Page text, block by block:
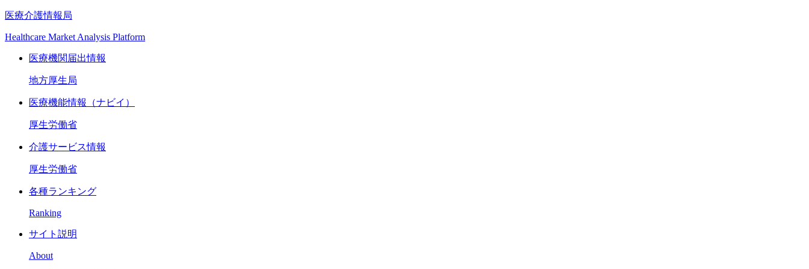
医療介護情報局
Healthcare Market Analysis Platform
医療機関届出情報
地方厚生局
医療機能情報（ナビイ）
厚生労働省
介護サービス情報
厚生労働省
各種ランキング
Ranking
サイト説明
About